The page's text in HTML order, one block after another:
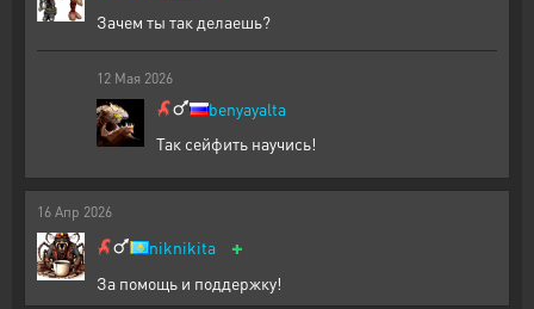
Зачем ты так делаешь?
12 Мая 2026
benyayalta
Так сейфить научись!
16 Апр 2026
niknikita +
За помощь и поддержку!